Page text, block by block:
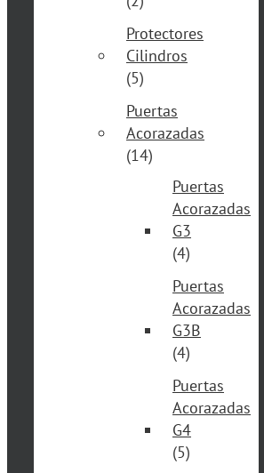
Protectores
Cilindros
(5)
Puertas
Acorazadas
(14)
Puertas
Acorazadas
G3
(4)
Puertas
Acorazadas
G3B
(4)
Puertas
Acorazadas
G4
(5)